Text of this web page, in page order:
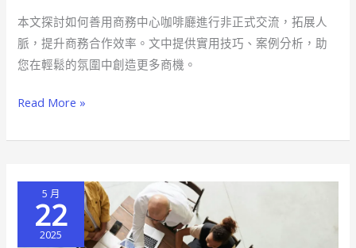
本文探討如何善用商務中心咖啡廳進行非正式交流，拓展人
脈，提升商務合作效率。文中提供實用技巧、案例分析，助
您在輕鬆的氛圍中創造更多商機。
的
咖
啡
激
Read More »
5 月
22
2025